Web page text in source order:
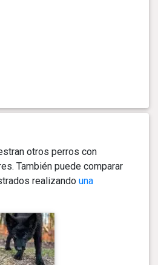
otros perros con
También puede comparar
realizando una